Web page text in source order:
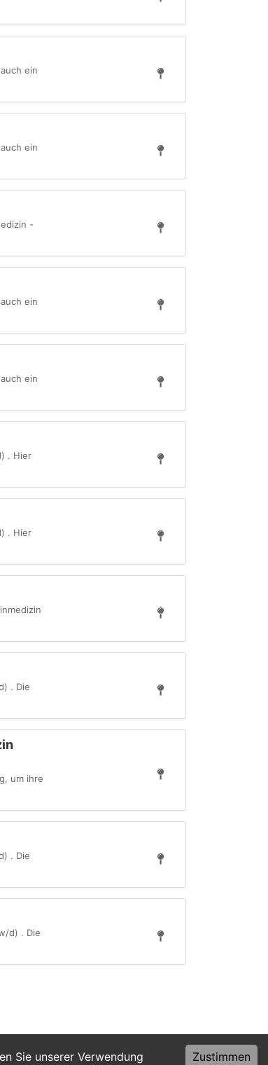
Sie unserer Verwendung Zustimmen
ein
ein
-
ein
ein
. Hier
. Hier
. Die
um ihre
. Die
d) . Die